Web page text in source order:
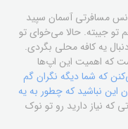
مسافرتی آسمان سپید
تو جیبته. حالا می‌خوای تو
یه کافه محلی بگردی.
که اهمیت این اپ‌ها
که شما دیگه نگران گم
این نباشید که چطور به یه
که نیاز دارید رو تو نوک